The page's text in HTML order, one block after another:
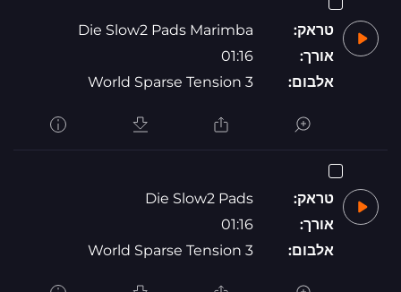
טראק:
Die Slow2 Pads Marimba
אורך:
01:16
אלבום:
World Sparse Tension 3
טראק:
Die Slow2 Pads
אורך:
01:16
אלבום:
World Sparse Tension 3